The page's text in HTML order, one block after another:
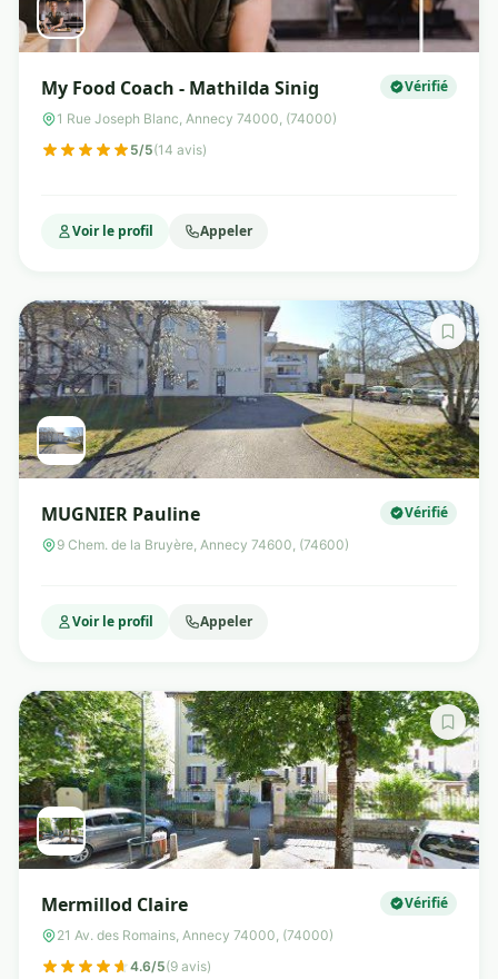
My Food Coach - Mathilda Sinig Vérifié
1 Rue Joseph Blanc, Annecy 74000, (74000)
5/5(14 avis)
Voir le profil Appeler
MUGNIER Pauline Vérifié
9 Chem. de la Bruyère, Annecy 74600, (74600)
Voir le profil Appeler
Mermillod Claire Vérifié
21 Av. des Romains, Annecy 74000, (74000)
4.6/5(9 avis)